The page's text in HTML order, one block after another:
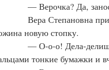
— Верочка? Да,
Вера Степановна
новую стопку.
— О-о-о! Дела-
тонкие бумажки и